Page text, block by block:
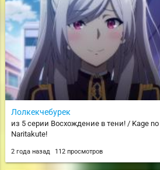
Лолкекчебурек
из 5 серии Восхождение в тени! / Kage
Naritakute!
2 года назад 112 просмотров